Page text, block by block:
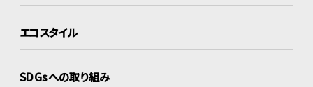
エコスタイル
SDGsへの取り組み